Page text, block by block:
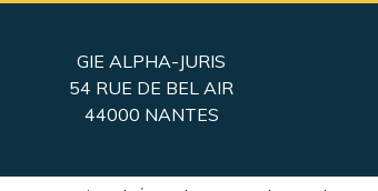
GIE ALPHA-JURIS
54 RUE DE BEL AIR
44000 NANTES